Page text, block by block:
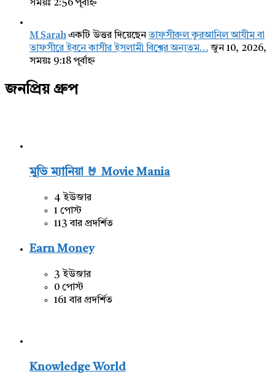
সময়ঃ 2:56 পূর্বাহ্ন
M Sarahএকটি উত্তর দিয়েছেনতাফসীরুল কুরআনিল আযীম বা
তাফসীরে ইবনে কাসীর ইসলামী বিশ্বের অন্যতম… জুন 10, 2026,
সময়ঃ 9:18 পূর্বাহ্ন
জনপ্রিয় গ্রুপ
মুভি ম্যানিয়া 🤘 Movie Mania
4 ইউজার
1 পোস্ট
113 বার প্রদর্শিত
Earn Money
3 ইউজার
0 পোস্ট
161 বার প্রদর্শিত
Knowledge World